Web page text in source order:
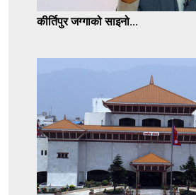
कीर्तिपुर जग्गाको साइनो...